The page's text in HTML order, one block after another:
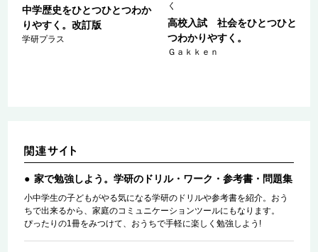
中学歴史をひとつひとつわか
りやすく。改訂版
学研プラス
く
高校入試 社会をひとつひと
つわかりやすく。
Ｇａｋｋｅｎ
家で勉強しよう。学研のドリル・ワーク・参考書・問題集
小中学生の子どもがやる気になる学研のドリルや参考書を紹介。おう
ちで出来るから、家庭のコミュニケーションツールにもなります。
ぴったりの1冊をみつけて、おうちで手軽に楽しく勉強しよう!